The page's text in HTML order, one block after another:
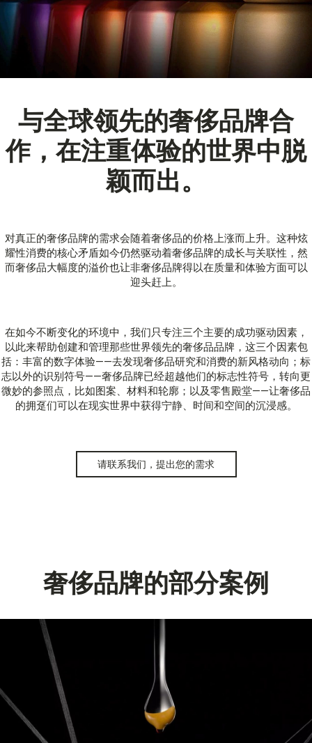
与全球领先的奢侈品牌合
作，在注重体验的世界中脱
颖而出。
对真正的奢侈品牌的需求会随着奢侈品的价格上涨而上升。这种炫
耀性消费的核心矛盾如今仍然驱动着奢侈品牌的成长与关联性，然
而奢侈品大幅度的溢价也让非奢侈品牌得以在质量和体验方面可以
迎头赶上。
在如今不断变化的环境中，我们只专注三个主要的成功驱动因素，
以此来帮助创建和管理那些世界领先的奢侈品品牌，这三个因素包
括：丰富的数字体验——去发现奢侈品研究和消费的新风格动向；标
志以外的识别符号——奢侈品牌已经超越他们的标志性符号，转向更
微妙的参照点，比如图案、材料和轮廓；以及零售殿堂——让奢侈品
的拥趸们可以在现实世界中获得宁静、时间和空间的沉浸感。
请联系我们，提出您的需求
奢侈品牌的部分案例